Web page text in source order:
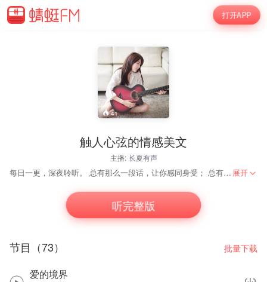
打开APP
41
触人心弦的情感美文
主播: 长夏有声
每日一更，深夜聆听。 总有那么一段话，让你感同身受； 总有那么一首歌，让你沁入心脾。 展开
听完整版
节目（73） 批量下载
爱的境界